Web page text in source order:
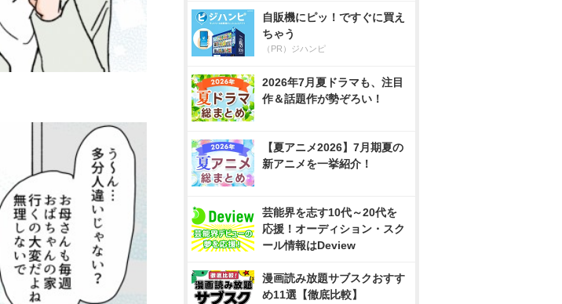
自販機にピッ！ですぐに買え
ちゃう
（PR）ジハンピ
2026年7月夏ドラマも、注目
作＆話題作が勢ぞろい！
【夏アニメ2026】7月期夏の
新アニメを一挙紹介！
芸能界を志す10代～20代を
応援！オーディション・スク
ール情報はDeview
漫画読み放題サブスクおすす
め11選【徹底比較】